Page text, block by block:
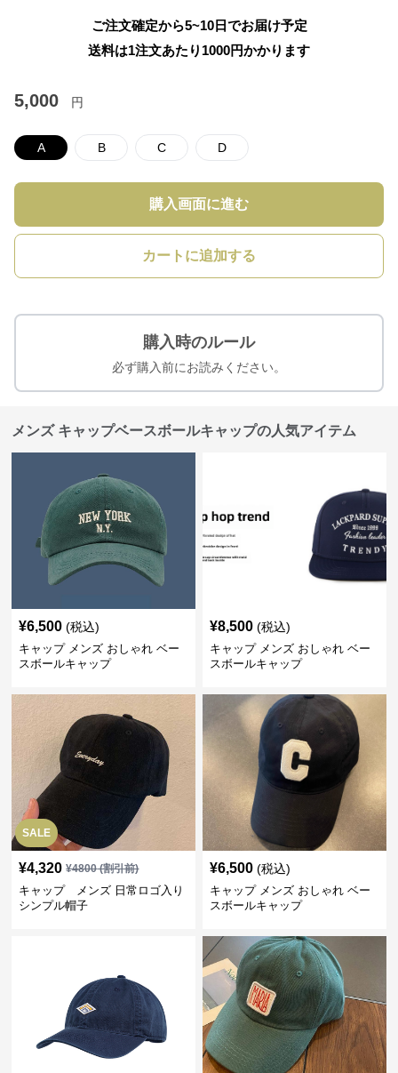
ご注文確定から5~10日でお届け予定
送料は1注文あたり 1000円かかります
5,000 円
A B C D
購入画面に進む
カートに追加する
購入時のルール
必ず購入前にお読みください。
メンズ キャップベースボールキャップの人気アイテム
¥6,500 (税込)
キャップ メンズ おしゃれ ベー
スボールキャップ
¥8,500 (税込)
キャップ メンズ おしゃれ ベー
スボールキャップ
SALE
¥4,320 ¥4800(割引前)
キャップ メンズ 日常ロゴ入り
シンプル帽子
¥6,500 (税込)
キャップ メンズ おしゃれ ベー
スボールキャップ